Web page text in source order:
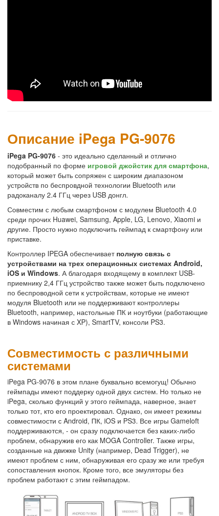
Описание iPega PG-9076
iPega PG-9076 - это идеально сделанный и отлично
подобранный по форме игровой джойстик для смартфона,
который может быть сопряжен с широким диапазоном
устройств по беспровдной технологии Bluetooth или
радоканалу 2.4 ГГц через USB донгл.
Совместим с любым смартфоном с модулем Bluetooth 4.0
среди прочих Huawei, Samsung, Apple, LG, Lenovo, Xiaomi и
другие. Просто нужно подключить геймпад к смартфону или
приставке.
Контроллер IPEGA обеспечивает полную связь с
устройствами на трех операционных системах Android,
iOS и Windows. А благодаря входящему в комплект USB-
приемнику 2,4 ГГц устройство также может быть подключено
по беспроводной сети к устройствам, которые не имеют
модуля Bluetooth или не поддерживают контроллеры
Bluetooth, например, настольные ПК и ноутбуки (работающие
в Windows начиная с XP), SmartTV, консоли PS3.
Совместимость с различными
системами
iPega PG-9076 в этом плане буквально всемогущ! Обычно
геймпады имеют поддерку одной двух систем. Но только не
iPega, сколько функций у этого геймпада, наверное, знает
только тот, кто его проектировал. Однако, он имеет режимы
совместимости с Android, ПК, iOS и PS3. Все игры Gameloft
поддерживаются, - он сразу подключается без каких-либо
проблем, обнаружив его как MOGA Controller. Также игры,
созданные на движке Unity (например, Dead Trigger), не
имеют проблем с ним, обнаруживая его сразу же или требуя
сопоставления кнопок. Кроме того, все эмуляторы без
проблем работают с этим геймпадом.